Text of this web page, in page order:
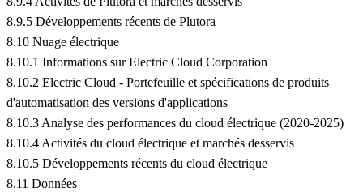
8.9.5 Développements récents de Plutora
8.10 Nuage électrique
8.10.1 Informations sur Electric Cloud Corporation
8.10.2 Electric Cloud - Portefeuille et spécifications de produits
d'automatisation des versions d'applications
8.10.3 Analyse des performances du cloud électrique (2020-2025)
8.10.4 Activités du cloud électrique et marchés desservis
8.10.5 Développements récents du cloud électrique
8.11 Données